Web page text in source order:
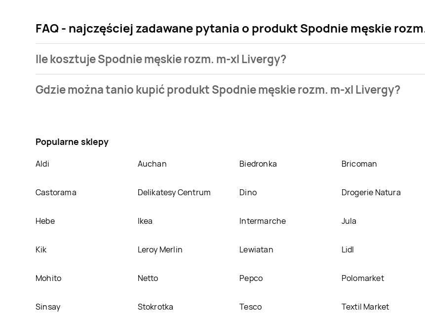
FAQ - najczęściej zadawane pytania o produkt Spodnie męskie
Ile kosztuje Spodnie męskie rozm. m-xl Livergy?
męskie rozm. m-xl Livergy kosztuje od 34,99 zł do 48,99 zł.
Gdzie można tanio kupić produkt Spodnie męskie rozm. m-xl Livergy?
Popularne sklepy
Aldi Auchan Biedronka Bricoman
Castorama Delikatesy Centrum Dino Drogerie Natura
Hebe Ikea Intermarche Jula
Kik Leroy Merlin Lewiatan Lidl
Mohito Netto Pepco Polomarket
Sinsay Stokrotka Tesco Textil Market